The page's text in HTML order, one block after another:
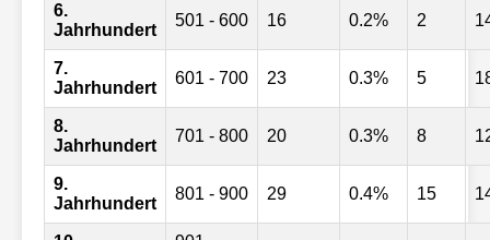
6.
Jahrhundert
501 - 600 16 0.2% 2
7.
Jahrhundert
601 - 700 23 0.3% 5
8.
Jahrhundert
701 - 800 20 0.3% 8
9.
Jahrhundert
801 - 900 29 0.4% 15